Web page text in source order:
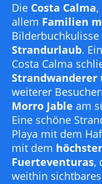
Die Costa Calma
allem Familien
Strandurlaub.
Costa Calma
Strandwanderer
weiterer
Morro Jable am
Eine schöne
Playa mit dem
mit dem
Fuerteventuras,
weithin sichtbares